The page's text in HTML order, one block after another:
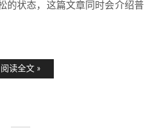
的状态，这篇文章同时会介绍普
阅读全文 »